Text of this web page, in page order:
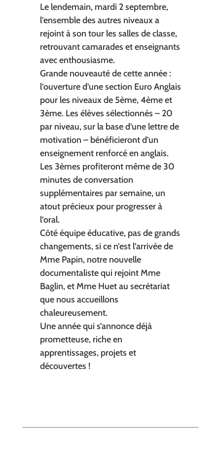
Le lendemain, mardi 2 septembre,
l’ensemble des autres niveaux a
rejoint à son tour les salles de classe,
retrouvant camarades et enseignants
avec enthousiasme.
Grande nouveauté de cette année :
l’ouverture d’une section Euro Anglais
pour les niveaux de 5ème, 4ème et
3ème. Les élèves sélectionnés – 20
par niveau, sur la base d’une lettre de
motivation – bénéficieront d’un
enseignement renforcé en anglais.
Les 3èmes profiteront même de 30
minutes de conversation
supplémentaires par semaine, un
atout précieux pour progresser à
l’oral.
Côté équipe éducative, pas de grands
changements, si ce n’est l’arrivée de
Mme Papin, notre nouvelle
documentaliste qui rejoint Mme
Baglin, et Mme Huet au secrétariat
que nous accueillons
chaleureusement.
Une année qui s’annonce déjà
prometteuse, riche en
apprentissages, projets et
découvertes !